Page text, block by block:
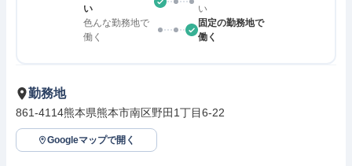
い
い
色んな勤務地で
働く
固定の勤務地で
働く
勤務地
861-4114熊本県熊本市南区野田1丁目6-22
Googleマップで開く